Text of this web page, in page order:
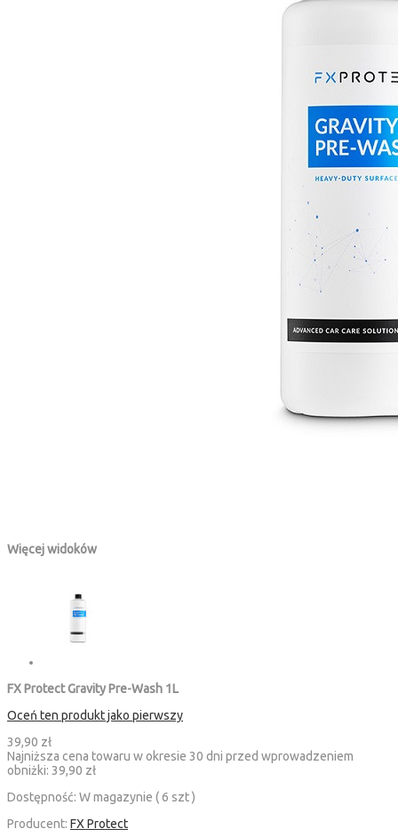
Więcej widoków
FX Protect Gravity Pre-Wash 1L
Oceń ten produkt jako pierwszy
39,90 zł
Najniższa cena towaru w okresie 30 dni przed wprowadzeniem
obniżki: 39,90 zł
Dostępność: W magazynie ( 6 szt )
Producent: FX Protect